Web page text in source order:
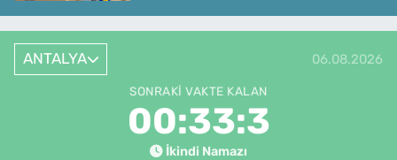
ANTALYA 06.08.2026
SONRAKI VAKTE KALAN
00:33:3
İkindi Namazı